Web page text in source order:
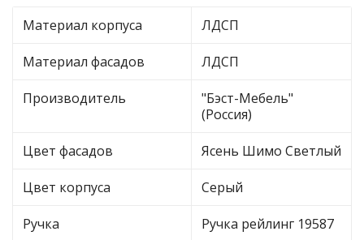
Материал корпуса ЛДСП
Материал фасадов ЛДСП
Производитель
"Бэст-Мебель"
(Россия)
Цвет фасадов Ясень Шимо Светлый
Цвет корпуса Серый
Ручка Ручка рейлинг 19587